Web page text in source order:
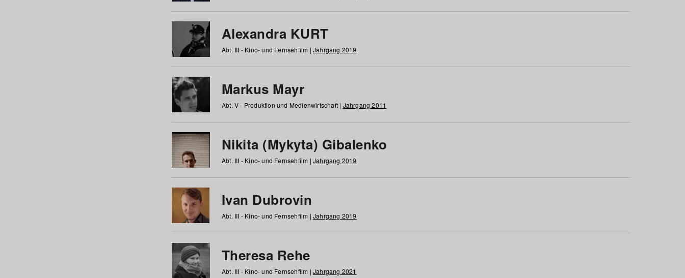
Alexandra KURT
Abt. III - Kino- und Fernsehfilm | Jahrgang 2019
Markus Mayr
Abt. V - Produktion und Medienwirtschaft | Jahrgang 2011
Nikita (Mykyta) Gibalenko
Abt. III - Kino- und Fernsehfilm | Jahrgang 2019
Ivan Dubrovin
Abt. III - Kino- und Fernsehfilm | Jahrgang 2019
Theresa Rehe
Abt. III - Kino- und Fernsehfilm | Jahrgang 2021